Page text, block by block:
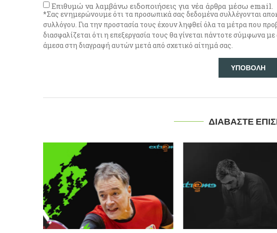
Επιθυμώ να λαμβάνω ειδοποιήσεις για νέα άρθρα μέσω email.
*Σας ενημερώνουμε ότι τα προσωπικά σας δεδομένα συλλέγονται
συλλόγου. Για την προστασία τους έχουν ληφθεί όλα τα μέτρα που
διασφαλίζεται ότι η επεξεργασία τους θα γίνεται πάντοτε σύμφωνα
άμεσα στη διαγραφή αυτών μετά από σχετικό αίτημά σας.
ΔΙΑΒΑΣΤΕ